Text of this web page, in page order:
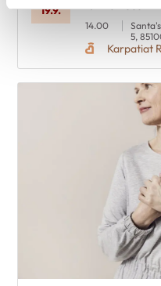
19.9.
14.00
5,
Karpatiat